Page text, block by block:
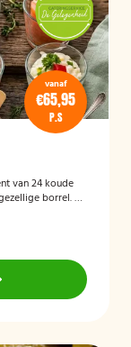
vanaf
€65,95
P.S
van 24 koude
borrel. De
kunt trakteren